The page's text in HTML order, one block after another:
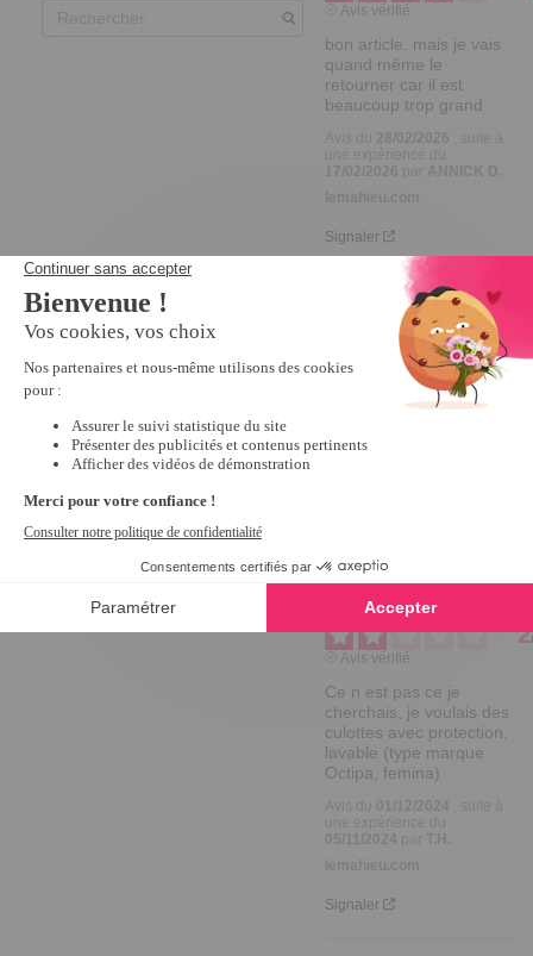
Avis vérifié
bon article, mais je vais
quand même le
retourner car il est
beaucoup trop grand
28/02/2026
, suite à
17/02/2026
par
ANNICK D.
Signaler
Avis vérifié
Produit adapté à ma
mère : taille prévue pour
ajouter des protections
Signaler
2
Avis vérifié
Ce n est pas ce je
cherchais, je voulais des
culottes avec protection,
lavable (type marque
Octipa, femina)
01/12/2024
une expérience du
05/11/2024
T.H.
lemahieu.com
Signaler